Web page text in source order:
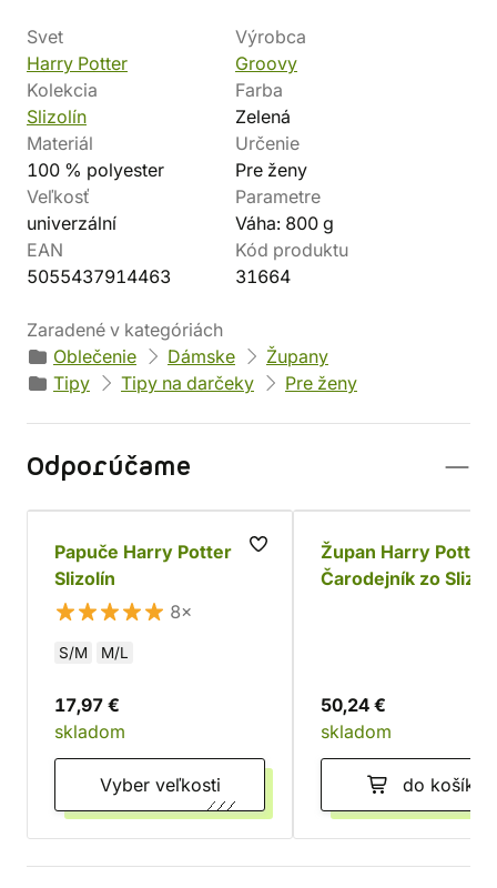
Svet
Harry Potter
Výrobca
Groovy
Kolekcia
Slizolín
Farba
Zelená
Materiál
100 % polyester
Určenie
Pre ženy
Veľkosť
univerzální
Parametre
Váha: 800 g
EAN
5055437914463
Kód produktu
31664
Zaradené v kategóriách
Oblečenie
Dámske
Župany
Tipy
Tipy na darčeky Pre ženy
Odporúčame
Papuče Harry Potter -
Slizolín
8×
S/M M/L
17,97 €
skladom
Vyber veľkosti
Župan Harry Potter
Čarodejník zo
50,24 €
skladom
do košíka